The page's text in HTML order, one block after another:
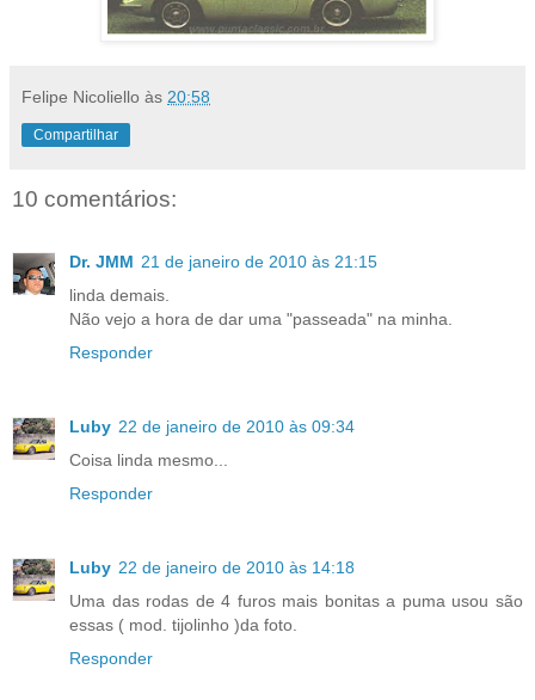
Felipe Nicoliello às 20:58
Compartilhar
10 comentários:
Dr. JMM 21 de janeiro de 2010 às 21:15
linda demais.
Não vejo a hora de dar uma "passeada" na minha.
Responder
Luby 22 de janeiro de 2010 às 09:34
Coisa linda mesmo...
Responder
Luby 22 de janeiro de 2010 às 14:18
Uma das rodas de 4 furos mais bonitas a puma usou são
essas ( mod. tijolinho )da foto.
Responder